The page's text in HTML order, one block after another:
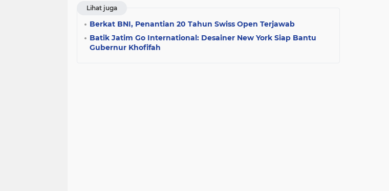
Lihat juga
Berkat BNI, Penantian 20 Tahun Swiss Open Terjawab
Batik Jatim Go International: Desainer New York Siap Bantu
Gubernur Khofifah